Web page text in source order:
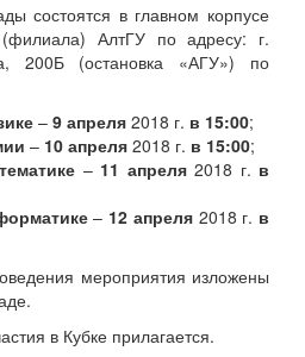
состоятся в главном корпусе
(филиала) АлтГУ по адресу: г.
200Б (остановка «АГУ») по
– 9 апреля 2018 г. в 15:00;
– 10 апреля 2018 г. в 15:00;
– 11 апреля2018 г. в
– 12 апреля2018 г. в
мероприятия изложены
в Кубке прилагается.